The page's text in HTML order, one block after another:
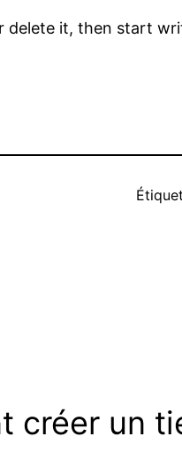
delete it, then start
créer un